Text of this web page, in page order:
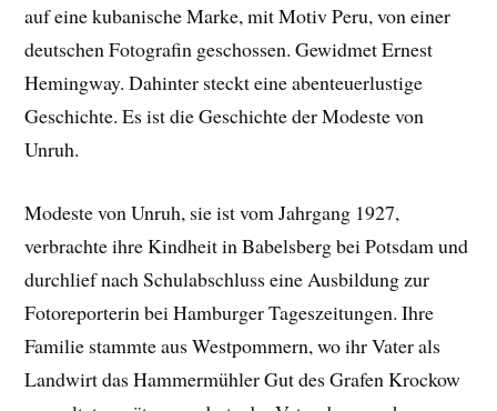
auf eine kubanische Marke, mit Motiv Peru, von einer
deutschen Fotografin geschossen. Gewidmet Ernest
Hemingway. Dahinter steckt eine abenteuerlustige
Geschichte. Es ist die Geschichte der Modeste von
Unruh.
Modeste von Unruh, sie ist vom Jahrgang 1927,
verbrachte ihre Kindheit in Babelsberg bei Potsdam und
durchlief nach Schulabschluss eine Ausbildung zur
Fotoreporterin bei Hamburger Tageszeitungen. Ihre
Familie stammte aus Westpommern, wo ihr Vater als
Landwirt das Hammermühler Gut des Grafen Krockow